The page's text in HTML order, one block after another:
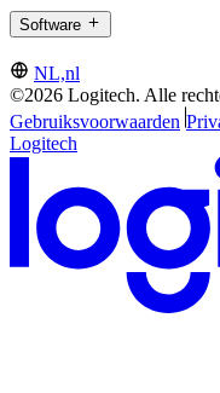
Software
NL,nl
©2026 Logitech. Alle
Gebruiksvoorwaarden
Logitech